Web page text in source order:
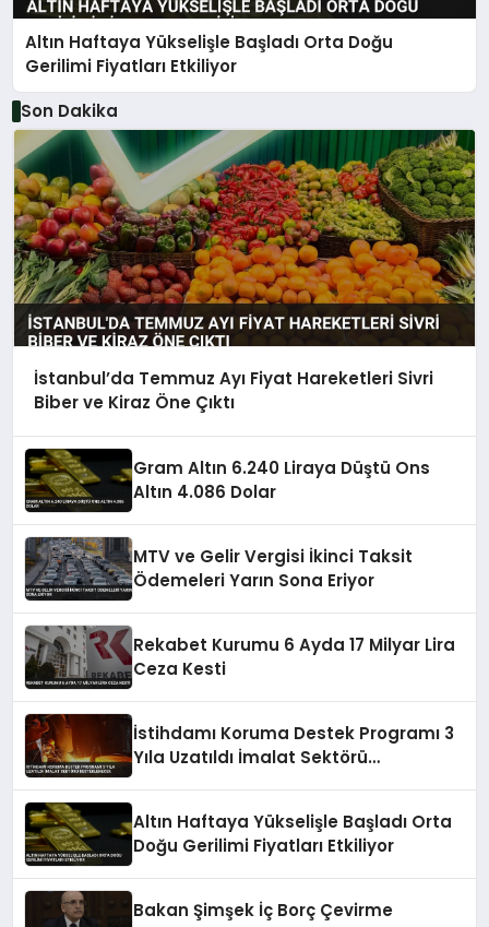
Altın Haftaya Yükselişle Başladı Orta Doğu
Gerilimi Fiyatları Etkiliyor
Son Dakika
İstanbul’da Temmuz Ayı Fiyat Hareketleri Sivri
Biber ve Kiraz Öne Çıktı
Gram Altın 6.240 Liraya Düştü Ons
Altın 4.086 Dolar
MTV ve Gelir Vergisi İkinci Taksit
Ödemeleri Yarın Sona Eriyor
Rekabet Kurumu 6 Ayda 17 Milyar Lira
Ceza Kesti
İstihdamı Koruma Destek Programı 3
Yıla Uzatıldı İmalat Sektörü
Altın Haftaya Yükselişle Başladı Orta
Doğu Gerilimi Fiyatları Etkiliyor
Bakan Şimşek İç Borç Çevirme